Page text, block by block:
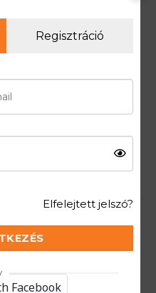
poliészter, 14% poliamid
Regisztráció
Elfelejtett jelszó?
Facebook